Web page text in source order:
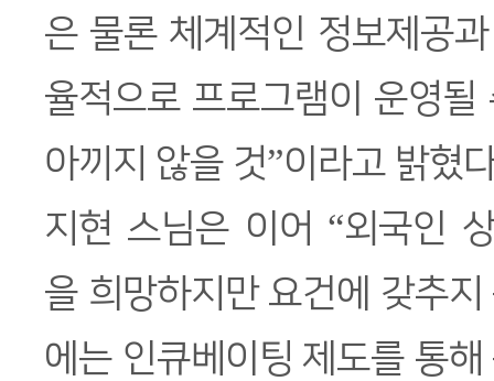
은 물론 체계적인 정보제공
율적으로 프로그램이 운영될
아끼지 않을 것”이라고 밝혔
지현 스님은 이어 “외국인
을 희망하지만 요건에 갖추
에는 인큐베이팅 제도를 통